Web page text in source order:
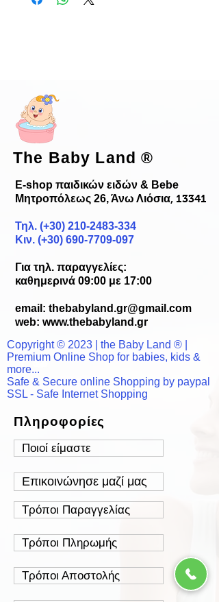
The Baby Land®
E-shop παιδικών ειδών & Bebe
Μητροπόλεως 26, Άνω Λιόσια, 13341
Τηλ. (+30) 210-2483-334
Κιν. (+30) 690-7709-097
Για τηλ. παραγγελίες:
καθημερινά 09:00 με 17:00
email: thebabyland.gr@gmail.com
web: www.thebabyland.gr
Copyright © 2023 | the Baby Land ® |
Premium Online Shop for babies, kids &
more...
Safe & Secure online Shopping by paypal
SSL - Safe Internet Shopping
Πληροφορίες
Ποιοί είμαστε
Επικοινώνησε μαζί μας
Τρόποι Παραγγελίας
Τρόποι Πληρωμής
Τρόποι Αποστολής